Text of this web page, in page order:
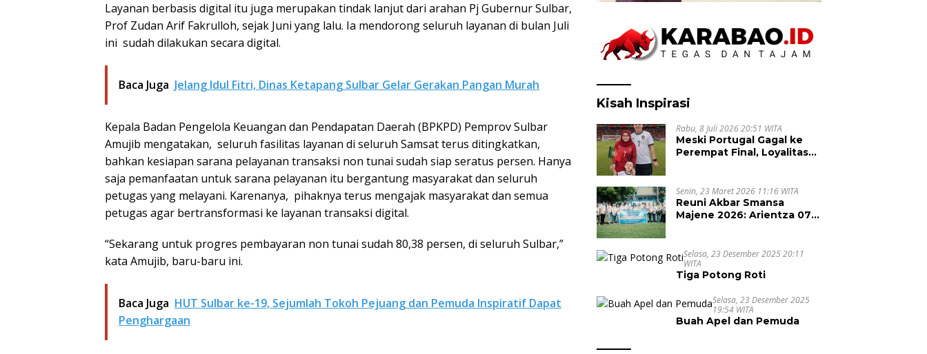
Layanan berbasis digital itu juga merupakan tindak lanjut dari arahan Pj Gubernur Sulbar,
Prof Zudan Arif Fakrulloh, sejak Juni yang lalu. Ia mendorong seluruh layanan di bulan Juli
ini sudah dilakukan secara digital.
Baca Juga Jelang Idul Fitri, Dinas Ketapang Sulbar Gelar Gerakan Pangan Murah
Kepala Badan Pengelola Keuangan dan Pendapatan Daerah (BPKPD) Pemprov Sulbar
Amujib mengatakan, seluruh fasilitas layanan di seluruh Samsat terus ditingkatkan,
bahkan kesiapan sarana pelayanan transaksi non tunai sudah siap seratus persen. Hanya
saja pemanfaatan untuk sarana pelayanan itu bergantung masyarakat dan seluruh
petugas yang melayani. Karenanya, pihaknya terus mengajak masyarakat dan semua
petugas agar bertransformasi ke layanan transaksi digital.
“Sekarang untuk progres pembayaran non tunai sudah 80,38 persen, di seluruh Sulbar,”
kata Amujib, baru-baru ini.
Baca Juga HUT Sulbar ke-19, Sejumlah Tokoh Pejuang dan Pemuda Inspiratif Dapat
Penghargaan
Kisah Inspirasi
Rabu, 8 Juli 2026 20:51 WITA
Meski Portugal Gagal ke
Perempat Final, Loyalitas
Senin, 23 Maret 2026 11:16 WITA
Reuni Akbar Smansa
Majene 2026: Arientza 07
dengan Nuansa
Kebersamaan
Selasa, 23 Desember 2025 20:11
WITA
Tiga Potong Roti
Selasa, 23 Desember 2025
19:54 WITA
Buah Apel dan Pemuda